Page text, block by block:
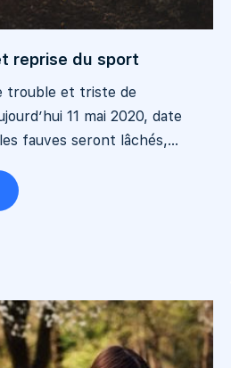
reprise du sport
trouble et triste de
11 mai 2020, date
fauves seront lâchés,...